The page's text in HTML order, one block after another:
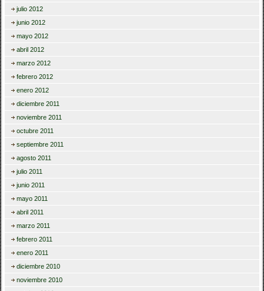
julio 2012
junio 2012
mayo 2012
abril 2012
marzo 2012
febrero 2012
enero 2012
diciembre 2011
noviembre 2011
octubre 2011
septiembre 2011
agosto 2011
julio 2011
junio 2011
mayo 2011
abril 2011
marzo 2011
febrero 2011
enero 2011
diciembre 2010
noviembre 2010